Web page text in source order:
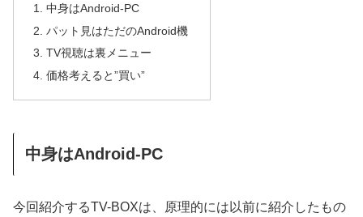
中身はAndroid-PC
パット見はただのAndroid機
TV視聴は裏メニュー
価格考えると”買い”
中身はAndroid-PC
今回紹介するTV-BOXは、原理的には以前に紹介したもの